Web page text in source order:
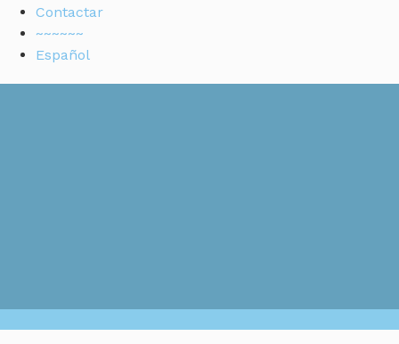
Contactar
~~~~~~
Español